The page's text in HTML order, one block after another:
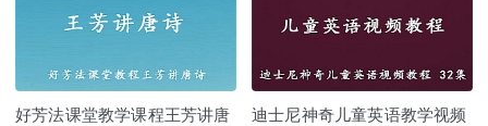
好芳法课堂教学课程王芳讲唐
迪士尼神奇儿童英语教学视频